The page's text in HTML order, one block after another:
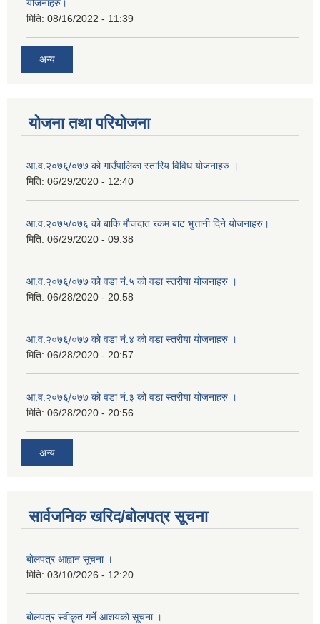
योजनाहरु।
मिति: 08/16/2022 - 11:39
अन्य
योजना तथा परियोजना
आ.व.२०७६्/०७७ को गाउँपालिका स्तारिय विविध योजनाहरु ।
मिति: 06/29/2020 - 12:40
आ.व.२०७५/०७६ को बाकि मौजदात रकम बाट भुत्तानी दिने योजनाहरु।
मिति: 06/29/2020 - 09:38
आ.व.२०७६्/०७७ को वडा नं.५ को वडा स्तरीया योजनाहरु ।
मिति: 06/28/2020 - 20:58
आ.व.२०७६्/०७७ को वडा नं.४ को वडा स्तरीया योजनाहरु ।
मिति: 06/28/2020 - 20:57
आ.व.२०७६्/०७७ को वडा नं.३ को वडा स्तरीया योजनाहरु ।
मिति: 06/28/2020 - 20:56
अन्य
सार्वजनिक खरिद/बोलपत्र सूचना
बाेलपत्र आह्वान सूचना ।
मिति: 03/10/2026 - 12:20
बाेलपत्र स्वीकृत गर्ने आशयकाे सूचना ।